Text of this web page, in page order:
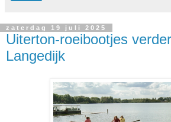
zaterdag 19 juli 2025
Uiterton-roeibootjes
Langedijk